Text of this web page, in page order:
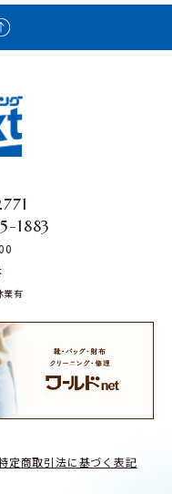
1883
業有
定商取引法に基づく表記